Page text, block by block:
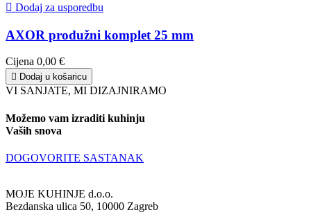
 Dodaj za usporedbu
AXOR produžni komplet 25 mm
Cijena 0,00 €
 Dodaj u košaricu
VI SANJATE, MI DIZAJNIRAMO
Možemo vam izraditi kuhinju
Vaših snova
DOGOVORITE SASTANAK
MOJE KUHINJE d.o.o.
Bezdanska ulica 50, 10000 Zagreb